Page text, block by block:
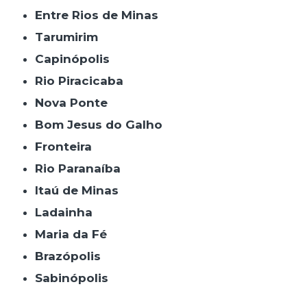
Entre Rios de Minas
Tarumirim
Capinópolis
Rio Piracicaba
Nova Ponte
Bom Jesus do Galho
Fronteira
Rio Paranaíba
Itaú de Minas
Ladainha
Maria da Fé
Brazópolis
Sabinópolis